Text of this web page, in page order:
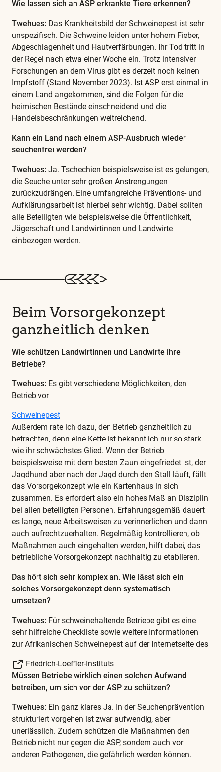
Wie lassen sich an ASP erkrankte Tiere erkennen?
Twehues: Das Krankheitsbild der Schweinepest ist sehr
unspezifisch. Die Schweine leiden unter hohem Fieber,
Abgeschlagenheit und Hautverfärbungen. Ihr Tod tritt in
der Regel nach etwa einer Woche ein. ​​Trotz intensiver
Forschungen an dem Virus gibt es derzeit noch keinen
Impfstoff (Stand November 2023). Ist ASP erst einmal in
einem Land angekommen, sind die Folgen für die
heimischen Bestände einschneidend und die
Handelsbeschränkungen weitreichend.
Kann ein Land nach einem ASP-Ausbruch wieder
seuchenfrei werden?
Twehues: Ja. Tschechien beispielsweise ist es gelungen,
die Seuche unter sehr großen Anstrengungen
zurückzudrängen. Eine umfangreiche Präventions- und
Aufklärungsarbeit ist hierbei sehr wichtig. Dabei sollten
alle Beteiligten wie beispielsweise die Öffentlichkeit,
Jägerschaft und Landwirtinnen und Landwirte
einbezogen werden.
wichtigen
Begriffe
finden
in
unserem
Glossar
Beim Vorsorgekonzept
ganzheitlich denken
Wie schützen Landwirtinnen und Landwirte ihre
Betriebe?
Twehues: Es gibt verschiedene Möglichkeiten, den
Betrieb vor
Schweinepest
Außerdem rate ich dazu, den Betrieb ganzheitlich zu
betrachten, denn eine Kette ist bekanntlich nur so stark
wie ihr schwächstes Glied. Wenn der Betrieb
beispielsweise mit dem besten Zaun eingefriedet ist, der
Jagdhund aber nach der Jagd durch den Stall läuft, fällt
das Vorsorgekonzept wie ein Kartenhaus in sich
zusammen. Es erfordert also ein hohes Maß an Disziplin
bei allen beteiligten Personen. Erfahrungsgemäß dauert
es lange, neue Arbeitsweisen zu verinnerlichen und dann
auch aufrechtzuerhalten. Regelmäßig kontrollieren, ob
Maßnahmen auch eingehalten werden, hilft dabei, das
betriebliche Vorsorgekonzept nachhaltig zu etablieren.
Das hört sich sehr komplex an. Wie lässt sich ein
solches Vorsorgekonzept denn systematisch
umsetzen?
Twehues: Für schweinehaltende Betriebe gibt es eine
sehr hilfreiche Checkliste sowie weitere Informationen
zur Afrikanischen Schweinepest auf der Internetseite des
Friedrich-Loeffler-Instituts
Müssen Betriebe wirklich einen solchen Aufwand
betreiben, um sich vor der ASP zu schützen?
Twehues: Ein ganz klares Ja. In der Seuchenprävention
strukturiert vorgehen ist zwar aufwendig, aber
unerlässlich. Zudem schützen die Maßnahmen den
Betrieb nicht nur gegen die ASP, sondern auch vor
anderen Pathogenen, die gefährlich werden können.